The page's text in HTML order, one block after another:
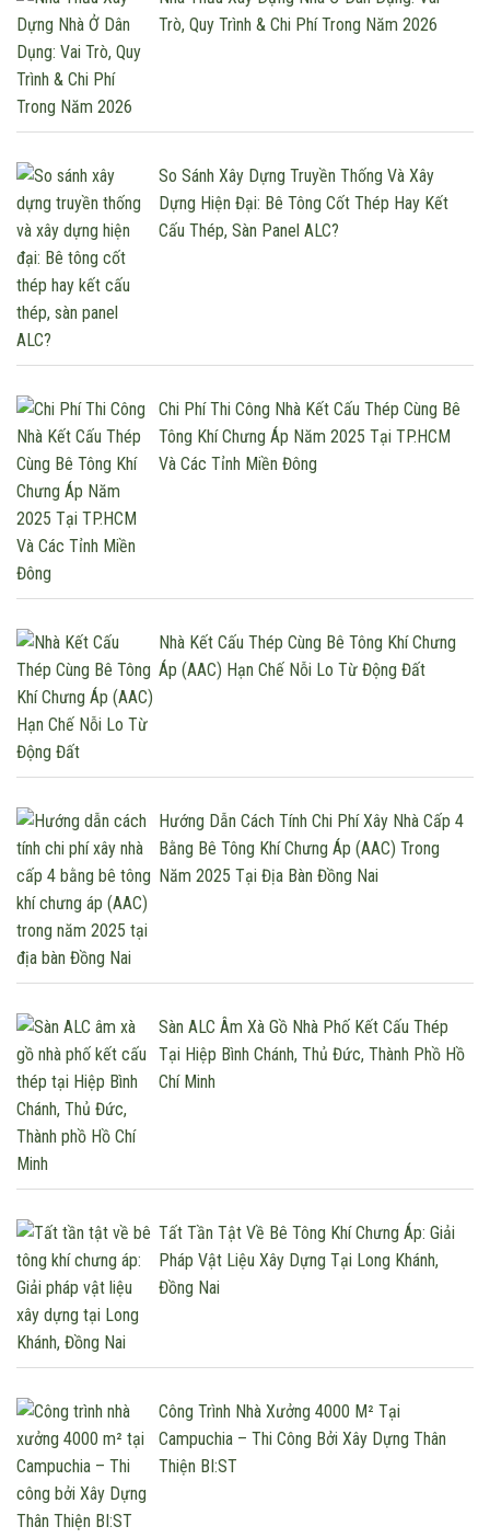
tiến độ, chất lượng và chi phí, […]
Trò, Quy Trình & Chi Phí Trong Năm 2026
So Sánh Xây Dựng Truyền Thống Và Xây
Dựng Hiện Đại: Bê Tông Cốt Thép Hay Kết
Cấu Thép, Sàn Panel ALC?
Chi Phí Thi Công Nhà Kết Cấu Thép Cùng Bê
Tông Khí Chưng Áp Năm 2025 Tại TP.HCM
Và Các Tỉnh Miền Đông
Nhà Kết Cấu Thép Cùng Bê Tông Khí Chưng
Áp (AAC) Hạn Chế Nỗi Lo Từ Động Đất
Hướng Dẫn Cách Tính Chi Phí Xây Nhà Cấp 4
Bằng Bê Tông Khí Chưng Áp (AAC) Trong
Năm 2025 Tại Địa Bàn Đồng Nai
Sàn ALC Âm Xà Gồ Nhà Phố Kết Cấu Thép
Tại Hiệp Bình Chánh, Thủ Đức, Thành Phồ Hồ
Chí Minh
Tất Tần Tật Về Bê Tông Khí Chưng Áp: Giải
Pháp Vật Liệu Xây Dựng Tại Long Khánh,
Đồng Nai
Công Trình Nhà Xưởng 4000 M² Tại
Campuchia – Thi Công Bởi Xây Dựng Thân
Thiện BI:ST